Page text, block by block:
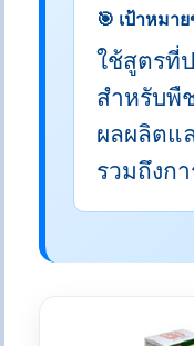
🎯 เป้าหมา
ใช้สูตรที่
สำหรับพื
ผลผลิตแ
รวมถึงก